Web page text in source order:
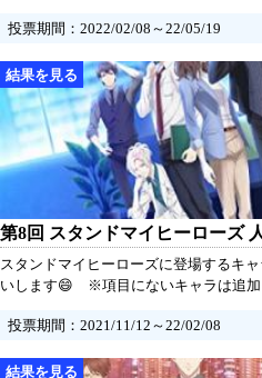
投票期間：2022/02/08～22/05/19
第8回 スタンドマイヒーローズ
スタンドマイヒーローズに登場するキ
いします😄 ※項目にないキャラは追加
投票期間：2021/11/12～22/02/08